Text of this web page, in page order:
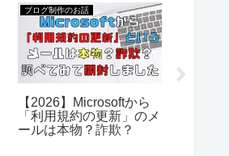
ブログ制作のお話
【2026】Microsoftから
「利用規約の更新」のメ
ールは本物？詐欺？